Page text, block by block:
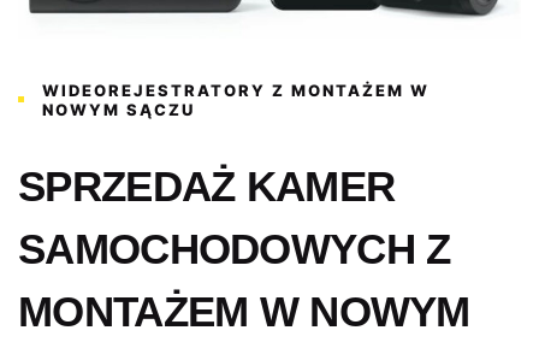
WIDEOREJESTRATORY Z MONTAŻEM W
NOWYM SĄCZU
SPRZEDAŻ KAMER
SAMOCHODOWYCH Z
MONTAŻEM W NOWYM